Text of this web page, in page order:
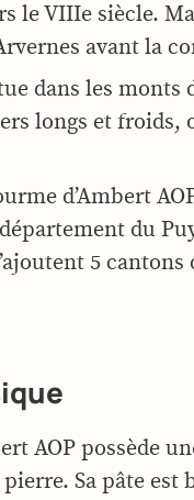
le VIIIe siècle.
avant la
dans les
longs et froids,
d’Ambert
du
5
AOP possède
Sa pâte est